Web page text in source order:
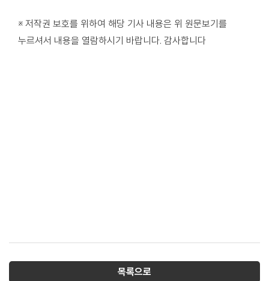
※ 저작권 보호를 위하여 해당 기사 내용은 위 원문보기를
누르셔서 내용을 열람하시기 바랍니다. 감사합니다
목록으로